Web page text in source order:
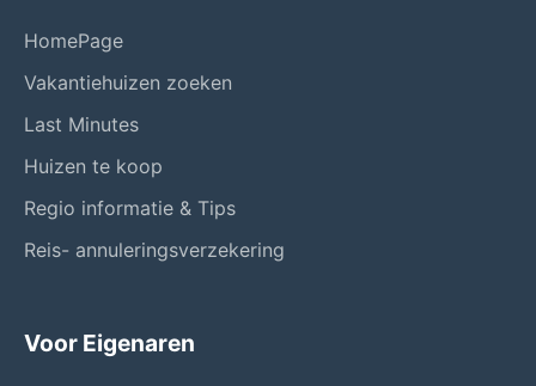
HomePage
Vakantiehuizen zoeken
Last Minutes
Huizen te koop
Regio informatie & Tips
Reis- annuleringsverzekering
Voor Eigenaren